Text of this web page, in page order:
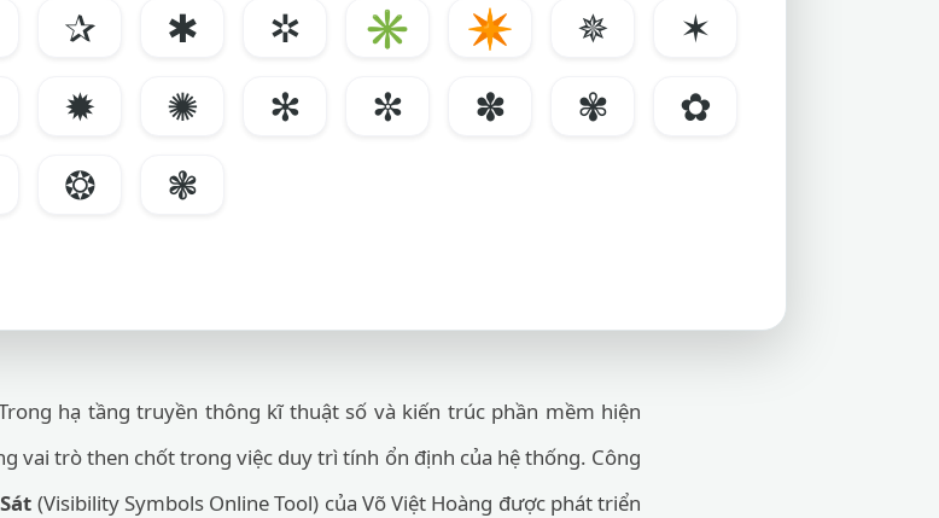
✰ ✱ ✲ ✳ ✴ ✵
✶
✹ ✺ ✻ ✼ ✽ ✾
✿
❂ ❃
hạ tầng truyền thông kĩ thuật số và kiến trúc phần mềm hiện
vai trò then chốt trong việc duy trì tính ổn định của hệ thống. Công
(Visibility Symbols Online Tool) của Võ Việt Hoàng được phát triển